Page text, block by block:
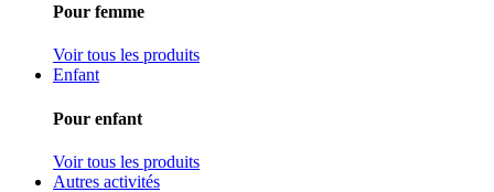
Pour femme
Voir tous les produits
Enfant
Pour enfant
Voir tous les produits
Autres activités